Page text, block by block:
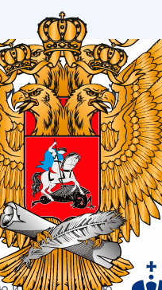
(типовой)
11 задания
о социальной